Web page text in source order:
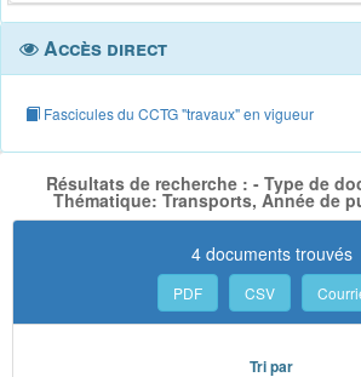
Accès direct
Fascicules du CCTG "travaux" en vigueur
Résultats de recherche : - Type de
Thématique: Transports, Année de
4 documents trouvés
PDF CSV
Tri par